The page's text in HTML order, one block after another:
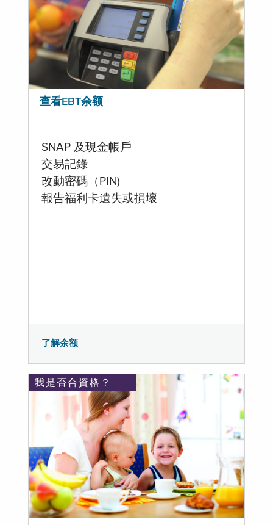
查看EBT余额
SNAP 及現金帳戶
交易記錄
改動密碼（PIN)
報告福利卡遺失或損壞
了解余额
我是否合資格？